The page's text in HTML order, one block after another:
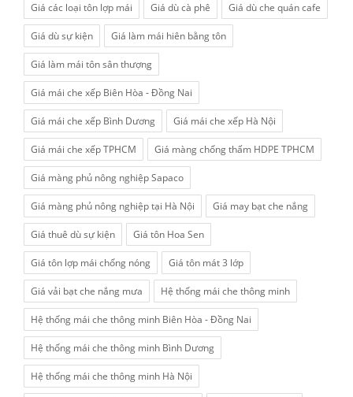
Giá các loại tôn lợp mái Giá dù cà phê Giá dù che quán cafe
Giá dù sự kiện Giá làm mái hiên bằng tôn
Giá làm mái tôn sân thượng
Giá mái che xếp Biên Hòa - Đồng Nai
Giá mái che xếp Bình Dương Giá mái che xếp Hà Nội
Giá mái che xếp TPHCM Giá màng chống thấm HDPE TPHCM
Giá màng phủ nông nghiệp Sapaco
Giá màng phủ nông nghiệp tại Hà Nội Giá may bạt che nắng
Giá thuê dù sự kiện Giá tôn Hoa Sen
Giá tôn lợp mái chống nóng Giá tôn mát 3 lớp
Giá vải bạt che nắng mưa Hệ thống mái che thông minh
Hệ thống mái che thông minh Biên Hòa - Đồng Nai
Hệ thống mái che thông minh Bình Dương
Hệ thống mái che thông minh Hà Nội